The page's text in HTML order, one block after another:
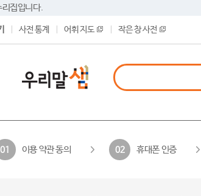
리집입니다.
사전 통계 어휘 지도 작은 창 사전
01 이용 약관 동의 02 휴대폰 인증